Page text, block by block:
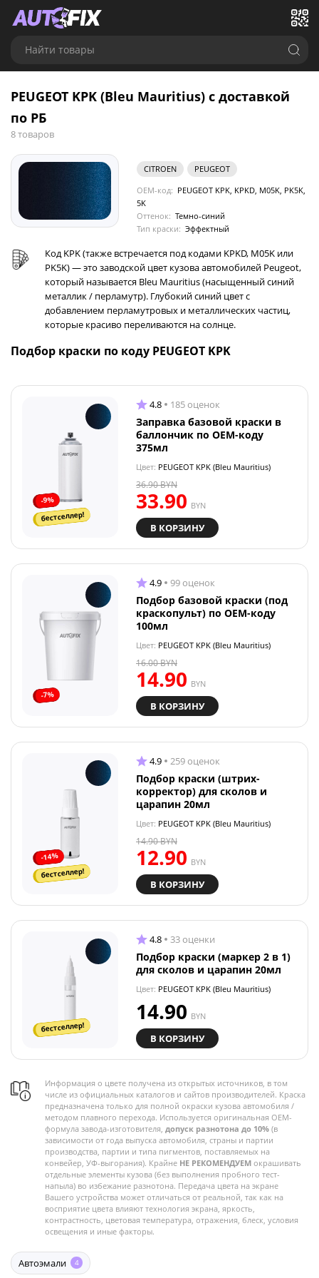
Найти товары
PEUGEOT KPK (Bleu Mauritius) с доставкой
по РБ
8 товаров
CITROEN
PEUGEOT
OEM-код: PEUGEOT KPK, KPKD, M05K, PK5K,
5K
Оттенок: Темно-синий
Тип краски: Эффектный
Код KPK (также встречается под кодами KPKD, M05K или
PK5K) — это заводской цвет кузова автомобилей Peugeot,
который называется Bleu Mauritius (насыщенный синий
металлик / перламутр). Глубокий синий цвет с
добавлением перламутровых и металлических частиц,
которые красиво переливаются на солнце.
Подбор краски по коду PEUGEOT KPK
-9%
бестселлер!
4.8 185 оценок
Заправка базовой краски в
баллончик по OEM-коду
375мл
Цвет: PEUGEOT KPK (Bleu Mauritius)
33.90 BYN
36.90BYN
В КОРЗИНУ
-7%
4.9 99 оценок
Подбор базовой краски (под
краскопульт) по OEM-коду
100мл
Цвет: PEUGEOT KPK (Bleu Mauritius)
14.90 BYN
16.00BYN
В КОРЗИНУ
-14%
бестселлер!
4.9 259 оценок
Подбор краски (штрих-
корректор) для сколов и
царапин 20мл
Цвет: PEUGEOT KPK (Bleu Mauritius)
12.90 BYN
14.90BYN
В КОРЗИНУ
бестселлер!
4.8 33 оценки
Подбор краски (маркер 2 в 1)
для сколов и царапин 20мл
Цвет: PEUGEOT KPK (Bleu Mauritius)
14.90 BYN
В КОРЗИНУ
Информация о цвете получена из открытых источников, в том
числе из официальных каталогов и сайтов производителей. Краска
предназначена только для полной окраски кузова автомобиля /
методом плавного перехода. Используется оригинальная OEM-
формула завода-изготовителя, допуск разнотона до 10% (в
зависимости от года выпуска автомобиля, страны и партии
производства, партии и типа пигментов, поставляемых на
конвейер, УФ-выгорания). Крайне НЕ РЕКОМЕНДУЕМ окрашивать
отдельные элементы кузова (без выполнения пробного тест-
напыла) во избежание разнотона. Передача цвета на экране
Вашего устройства может отличаться от реальной, так как на
восприятие цвета влияют технология экрана, яркость,
контрастность, цветовая температура, отражения, блеск, условия
освещения и иные факторы.
Автоэмали 4